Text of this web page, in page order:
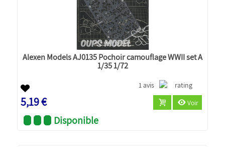
Alexen Models AJ0135 Pochoir camouflage WWII set A
1/35 1/72
1 avis
5,19 € Voir
Disponible